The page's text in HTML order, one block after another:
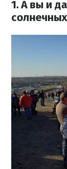
1. А вы и